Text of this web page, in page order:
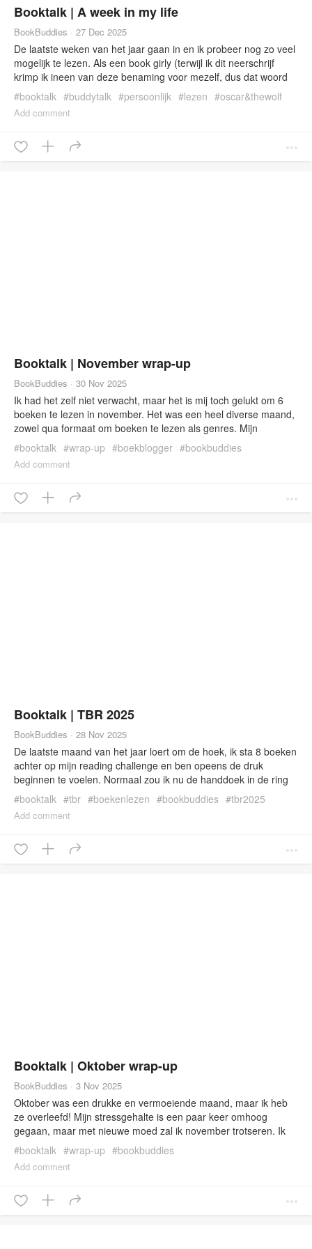
Booktalk | A week in my life
BookBuddies · 27 Dec 2025
De laatste weken van het jaar gaan in en ik probeer nog zo veel
mogelijk te lezen. Als een book girly (terwijl ik dit neerschrijf
krimp ik ineen van deze benaming voor mezelf, dus dat woord
gebruik ik niet meer) die voltijds werkt is het zoeken naar
momenten om te lezen na een werkdag. Ik […]
#booktalk #buddytalk #persoonlijk #lezen #oscar&thewolf
#oscarandthewolfdewarmsteweek
Add comment
Booktalk | November wrap-up
BookBuddies · 30 Nov 2025
Ik had het zelf niet verwacht, maar het is mij toch gelukt om 6
boeken te lezen in november. Het was een heel diverse maand,
zowel qua formaat om boeken te lezen als genres. Mijn
favoriete genre en grote liefde blijft uiteraard fantasy, maar door
Storytel wijk ik ook uit naar andere genres. En sinds […]
#booktalk #wrap-up #boekblogger #bookbuddies
#bookbuddies
Add comment
Booktalk | TBR 2025
BookBuddies · 28 Nov 2025
De laatste maand van het jaar loert om de hoek, ik sta 8 boeken
achter op mijn reading challenge en ben opeens de druk
beginnen te voelen. Normaal zou ik nu de handdoek in de ring
gooien en mijn lot accepteren. Dit jaar niet. Ik ben vastbesloten
om mijn uiterste best te doen en toch […]
#booktalk #tbr #boekenlezen #bookbuddies #tbr2025
Add comment
Booktalk | Oktober wrap-up
BookBuddies · 3 Nov 2025
Oktober was een drukke en vermoeiende maand, maar ik heb
ze overleefd! Mijn stressgehalte is een paar keer omhoog
gegaan, maar met nieuwe moed zal ik november trotseren. Ik
heb gelukkig mijn ontspanning kunnen vinden in lezen en heb 5
boeken gelezen in oktober waarvan eentje ook mijn favoriete
boek van het jaar is geworden […]
#booktalk #wrap-up #bookbuddies
Add comment